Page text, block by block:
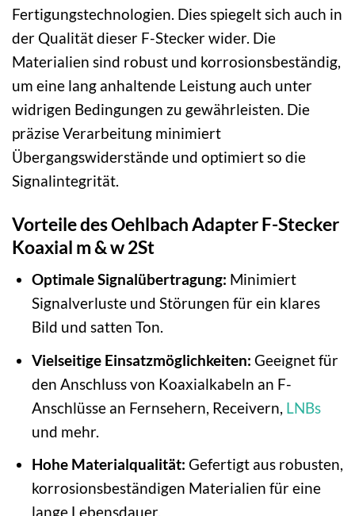
Fertigungstechnologien. Dies spiegelt sich auch in
der Qualität dieser F-Stecker wider. Die
Materialien sind robust und korrosionsbeständig,
um eine lang anhaltende Leistung auch unter
widrigen Bedingungen zu gewährleisten. Die
präzise Verarbeitung minimiert
Übergangswiderstände und optimiert so die
Signalintegrität.
Vorteile des Oehlbach Adapter F-Stecker
Koaxial m & w 2St
Optimale Signalübertragung: Minimiert
Signalverluste und Störungen für ein klares
Bild und satten Ton.
Vielseitige Einsatzmöglichkeiten: Geeignet für
den Anschluss von Koaxialkabeln an F-
Anschlüsse an Fernsehern, Receivern, LNBs
und mehr.
Hohe Materialqualität: Gefertigt aus robusten,
korrosionsbeständigen Materialien für eine
lange Lebensdauer.